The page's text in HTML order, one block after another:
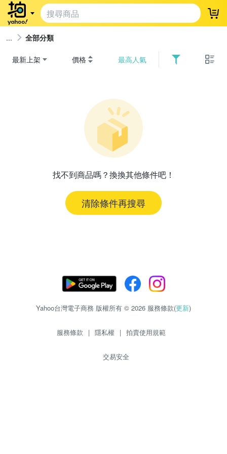
登
全部分類
最新上架 價格 最高人氣
找不到商品嗎？換換其他條件吧！
清除條件再搜尋
Yahoo台灣電子商務 版權所有 © 2026 服務條款(更新)
服務條款 | 隱私權 | 拍賣使用規範
交易安全